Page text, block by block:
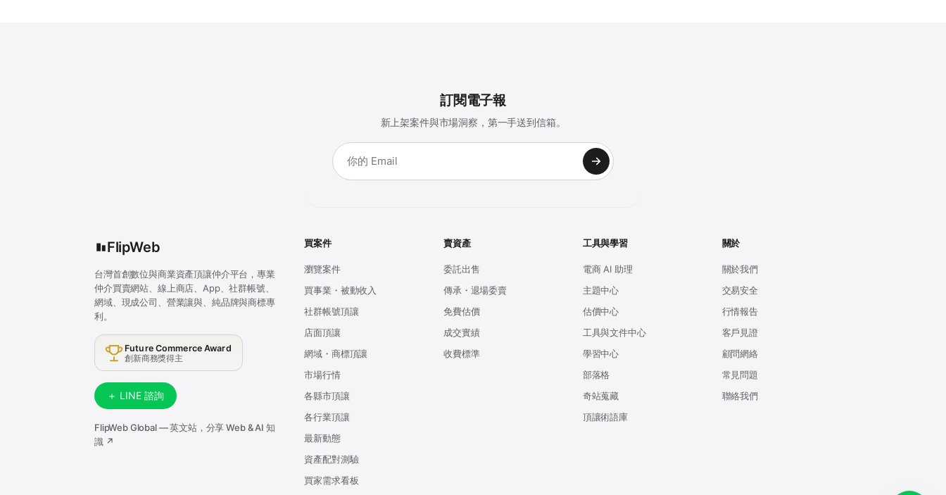
訂閱電子報
新上架案件與市場洞察，第一手送到信箱。
FlipWeb
台灣首創數位與商業資產頂讓仲介平台，專業
仲介買賣網站、線上商店、App、社群帳號、
網域、現成公司、營業讓與、純品牌與商標專
利。
Future Commerce Award
創新商務獎得主
＋ LINE 諮詢
FlipWeb Global — 英文站，分享 Web & AI 知
識 ↗
買案件
瀏覽案件
買事業・被動收入
社群帳號頂讓
店面頂讓
網域・商標頂讓
市場行情
各縣市頂讓
各行業頂讓
最新動態
資產配對測驗
買家需求看板
賣資產
委託出售
傳承・退場委賣
免費估價
成交實績
收費標準
工具與學習
電商 AI 助理
主題中心
估價中心
工具與文件中心
學習中心
部落格
奇站蒐藏
頂讓術語庫
關於
關於我們
交易安全
行情報告
客戶見證
顧問網絡
常見問題
聯絡我們